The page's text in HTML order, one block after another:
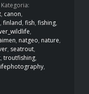
Kategoria:
, canon,
, finland, fish, fishing,
,
, natgeo, nature,
, seatrout,
, troutfishing,
,